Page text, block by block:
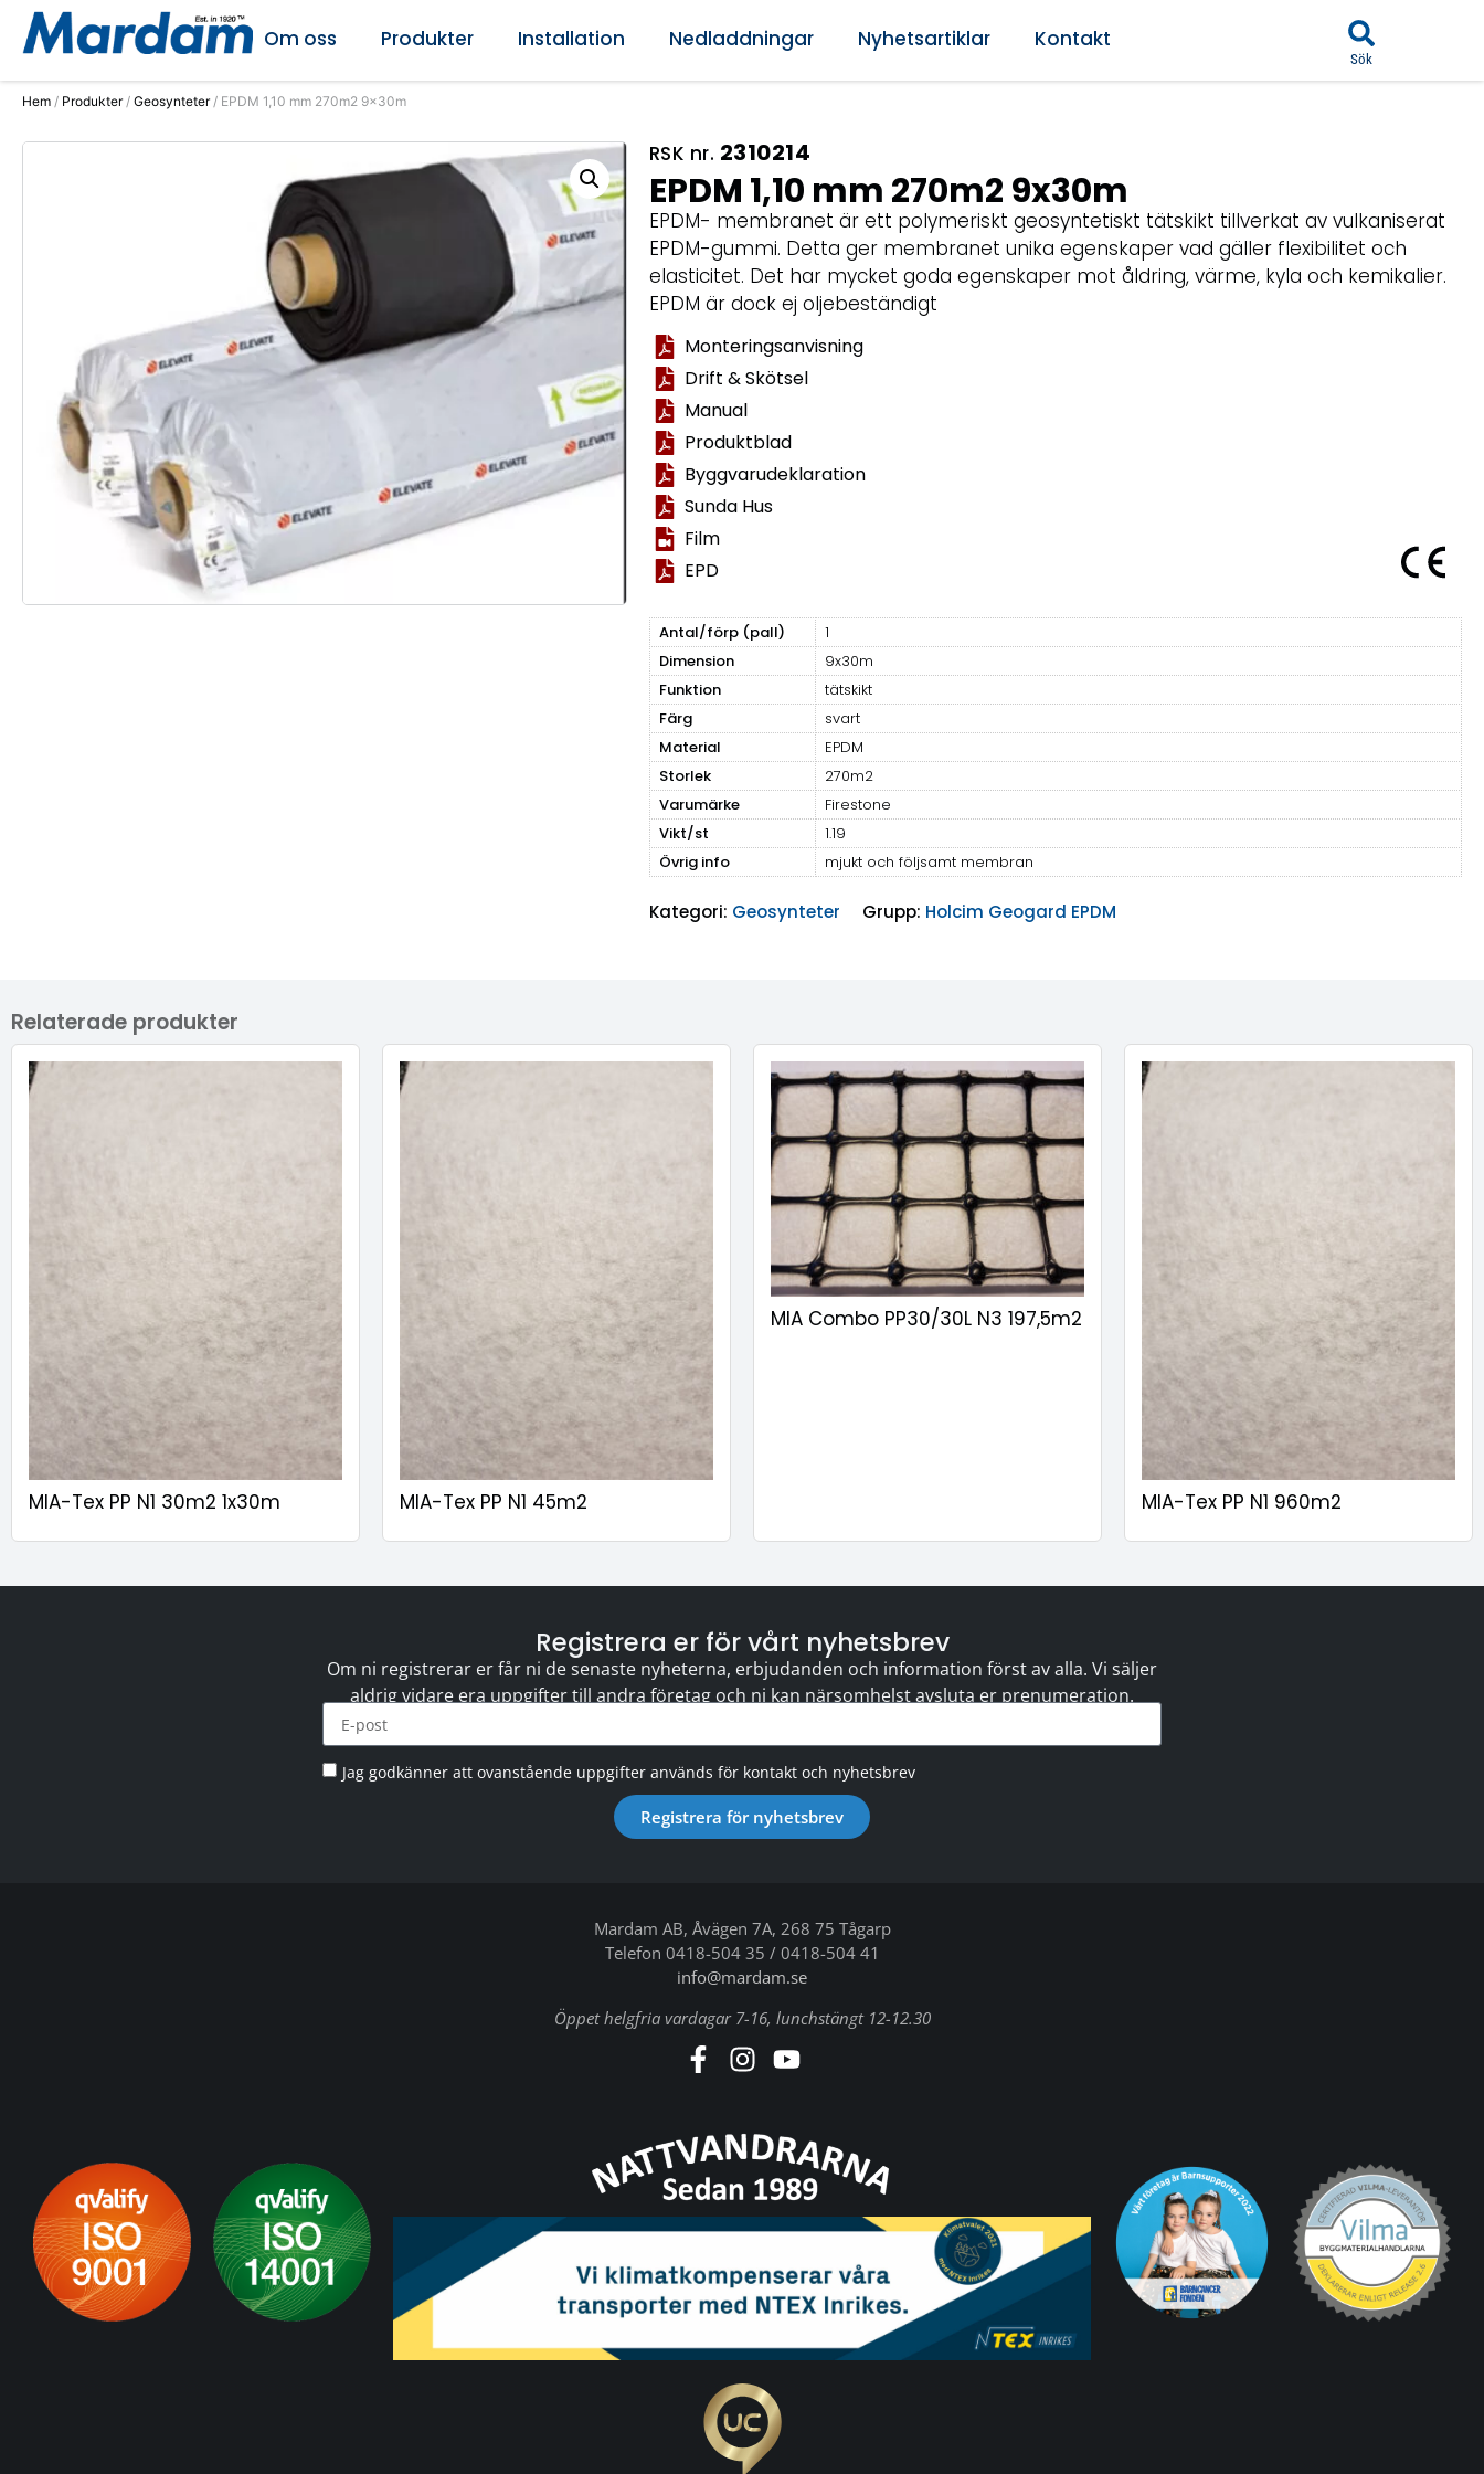
Om oss Produkter Installation Nedladdningar Nyhetsartiklar Kontakt
Sök
Hem / Produkter/ Geosynteter/ EPDM 1,10 mm 270m2 9x30m
RSK nr. 2310214
EPDM 1,10 mm 270m2 9x30m
EPDM- membranet är ett polymeriskt geosyntetiskt tätskikt tillverkat av vulkaniserat
EPDM-gummi. Detta ger membranet unika egenskaper vad gäller flexibilitet och
elasticitet. Det har mycket goda egenskaper mot åldring, värme, kyla och kemikalier.
EPDM är dock ej oljebeständigt
Monteringsanvisning
Drift & Skötsel
Manual
Produktblad
Byggvarudeklaration
Sunda Hus
Film
EPD
Antal/förp (pall)
1
Dimension
9x30m
Funktion
tätskikt
Färg
svart
Material
EPDM
Storlek
270m2
Varumärke
Firestone
Vikt/st
1.19
Övrig info
mjukt och följsamt membran
Kategori: Geosynteter Grupp: Holcim Geogard EPDM
Relaterade produkter
MIA-Tex PP N1 30m2 1x30m MIA-Tex PP N1 45m2
MIA Combo PP30/30L N3 197,5m2
MIA-Tex PP N1 960m2
Registrera er för vårt nyhetsbrev
Om ni registrerar er får ni de senaste nyheterna, erbjudanden och information först av alla. Vi säljer
aldrig vidare era uppgifter till andra företag och ni kan närsomhelst avsluta er prenumeration.
Jag godkänner att ovanstående uppgifter används för kontakt och nyhetsbrev
Registrera för nyhetsbrev
Mardam AB, Åvägen 7A, 268 75 Tågarp
Telefon 0418-504 35 / 0418-504 41
info@mardam.se
Öppet helgfria vardagar 7-16, lunchstängt 12-12.30